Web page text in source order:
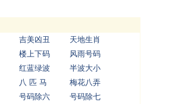
吉美凶丑
天地生肖
楼上下码
风雨号码
红蓝绿波
半波大小
八 匹 马
梅花八弄
号码除六
号码除七